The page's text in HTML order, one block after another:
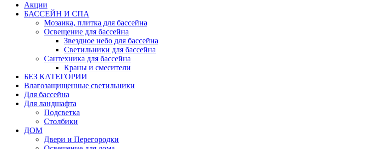
Акции
БАССЕЙН И СПА
Мозаика, плитка для бассейна
Освещение для бассейна
Звездное небо для бассейна
Светильники для бассейна
Сантехника для бассейна
Краны и смесители
БЕЗ КАТЕГОРИИ
Влагозащищенные светильники
Для бассейна
Для ландшафта
Подсветка
Столбики
ДОМ
Двери и Перегородки